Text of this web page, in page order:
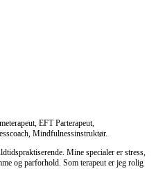
EFT Parterapeut,
Mindfulnessinstruktør.
Mine specialer er stress,
og parforhold. Som terapeut er jeg rolig